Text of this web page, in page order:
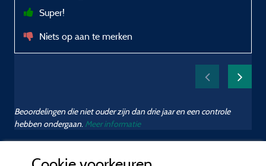
Super!
Niets op aan te merken
Beoordelingen die niet ouder zijn dan drie jaar en een controle
hebben ondergaan. Meer informatie